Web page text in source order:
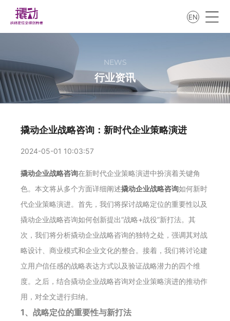
EN
NEWS
行业资讯
撬动企业战略咨询：新时代企业策略演进
2024-05-01 10:03:57
撬动企业战略咨询在新时代企业策略演进中扮演着关键角
色。本文将从多个方面详细阐述撬动企业战略咨询如何新时
代企业策略演进。首先，我们将探讨战略定位的重要性以及
撬动企业战略咨询如何创新提出“战略+战役”新打法。其
次，我们将分析撬动企业战略咨询的独特之处，强调其对战
略设计、商业模式和企业文化的整合。接着，我们将讨论建
立用户信任感的战略表达方式以及验证战略潜力的四个维
度。之后，结合撬动企业战略咨询对企业策略演进的推动作
用，对全文进行归纳。
1、战略定位的重要性与新打法